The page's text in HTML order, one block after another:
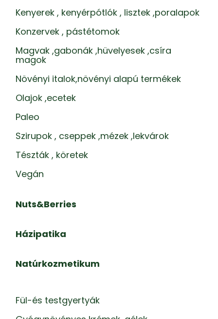
Kenyerek , kenyérpótlók , lisztek ,poralapok
Konzervek , pástétomok
Magvak ,gabonák ,hüvelyesek ,csíra
magok
Növényi italok,növényi alapú termékek
Olajok ,ecetek
Paleo
Szirupok , cseppek ,mézek ,lekvárok
Tészták , köretek
Vegán
Nuts&Berries
Házipatika
Natúrkozmetikum
Fül-és testgyertyák